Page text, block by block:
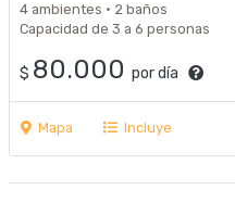
4 ambientes · 2 baños
Capacidad de 3 a 6 personas
$ 80.000 por día
Mapa Incluye